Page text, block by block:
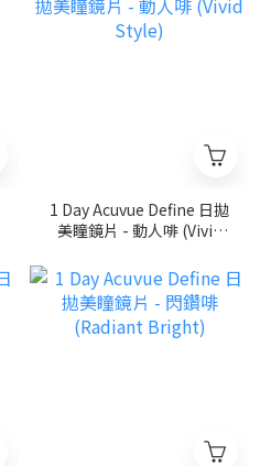
1 Day Acuvue Define 日拋
美瞳鏡片 - 動人啡 (Vivid